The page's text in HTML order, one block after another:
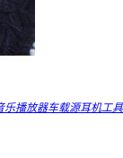
乐播放器车载源耳机工具